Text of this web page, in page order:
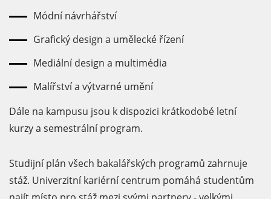
Módní návrhářství
Grafický design a umělecké řízení
Mediální design a multimédia
Malířství a výtvarné umění
Dále na kampusu jsou k dispozici krátkodobé letní
kurzy a semestrální program.
Studijní plán všech bakalářských programů zahrnuje
stáž. Univerzitní kariérní centrum pomáhá studentům